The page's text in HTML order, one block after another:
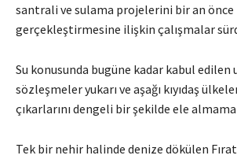
santrali ve sulama projelerini bir an önce
gerçekleştirmesine ilişkin çalışmalar
Su konusunda bugüne kadar kabul edilen
sözleşmeler yukarı ve aşağı kıyıdaş
çıkarlarını dengeli bir şekilde ele
Tek bir nehir halinde denize dökülen